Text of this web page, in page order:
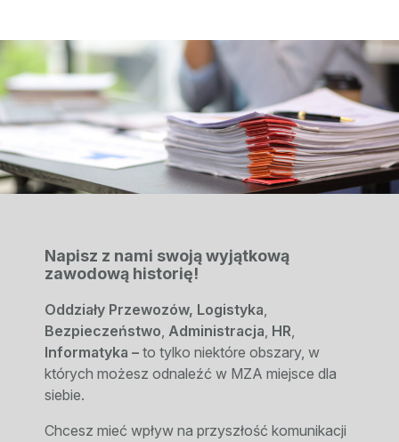
Napisz z nami swoją wyjątkową
zawodową historię!
Oddziały Przewozów, Logistyka,
Bezpieczeństwo, Administracja, HR,
Informatyka – to tylko niektóre obszary, w
których możesz odnaleźć w MZA miejsce dla
siebie.
Chcesz mieć wpływ na przyszłość komunikacji